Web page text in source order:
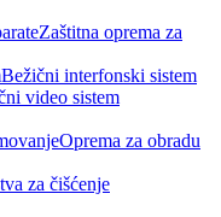
Zaštitna oprema za
Bežični interfonski sistem
video sistem
Oprema za obradu
za čišćenje